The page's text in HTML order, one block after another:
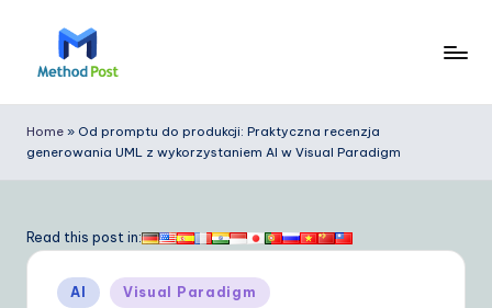
e
t
o
Home » Od promptu do produkcji: Praktyczna recenzja
generowania UML z wykorzystaniem AI w Visual Paradigm
Read this post in:
Posted
AI Visual Paradigm